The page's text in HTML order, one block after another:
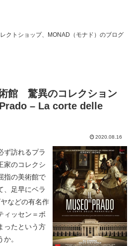
クトショップ、MONAD（モナド）のブログ
館 驚異のコレクション
– La corte delle
2020.08.16
ず訪れるプラ
家のコレクシ
指の美術館で
、足早にベラ
などの有名作
ィッセン＝ボ
ったという方
。